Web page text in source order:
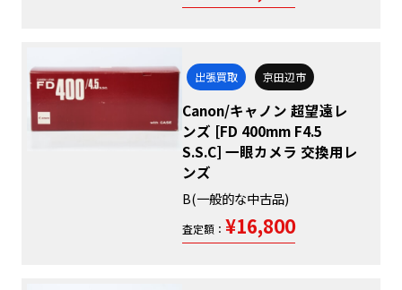
出張買取 京田辺市
Canon/キャノン 超望遠レ
ンズ [FD 400mm F4.5
S.S.C] 一眼カメラ 交換用レ
ンズ
B(一般的な中古品)
査定額： ¥16,800